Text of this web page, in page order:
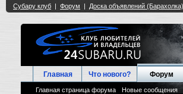
Главная Что нового? Форум
Главная страница форума Новые сообщения